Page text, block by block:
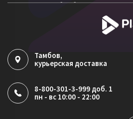
Согласие на обработку ПДн
Политика обработки файлов cookie
Тамбов,
курьерская доставка
8-800-301-3-999 доб. 1
пн - вс 10:00 - 22:00